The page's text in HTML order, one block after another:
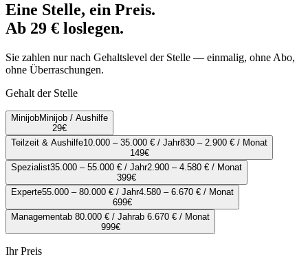
Eine Stelle, ein Preis.
Ab 29 € loslegen.
Sie zahlen nur nach Gehaltslevel der Stelle — einmalig, ohne Abo,
ohne Überraschungen.
Gehalt der Stelle
MinijobMinijob / Aushilfe
29€
Teilzeit & Aushilfe10.000 – 35.000 € / Jahr830 – 2.900 € / Monat
149€
Spezialist35.000 – 55.000 € / Jahr2.900 – 4.580 € / Monat
399€
Experte55.000 – 80.000 € / Jahr4.580 – 6.670 € / Monat
699€
Managementab 80.000 € / Jahrab 6.670 € / Monat
999€
Ihr Preis